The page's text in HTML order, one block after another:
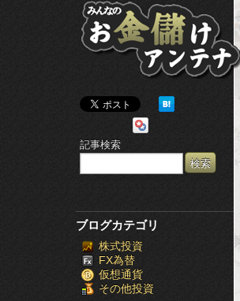
記事検索
ブログカテゴリ
株式投資
FX為替
仮想通貨
その他投資